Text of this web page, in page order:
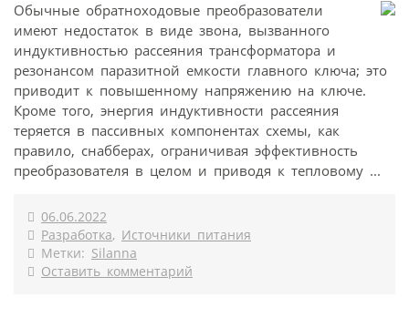
Обычные обратноходовые преобразователи
имеют недостаток в виде звона, вызванного
индуктивностью рассеяния трансформатора и
резонансом паразитной емкости главного ключа; это
приводит к повышенному напряжению на ключе.
Кроме того, энергия индуктивности рассеяния
теряется в пассивных компонентах схемы, как
правило, снабберах, ограничивая эффективность
преобразователя в целом и приводя к тепловому ...
06.06.2022
Разработка, Источники питания
Метки: Silanna
Оставить комментарий